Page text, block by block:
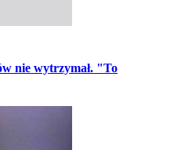
nie wytrzymał. "To